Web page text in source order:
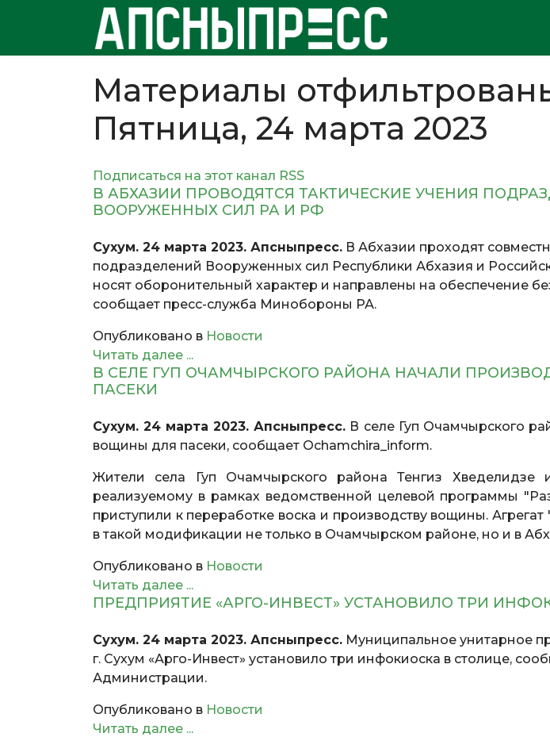
Материалы
Пятница, 24 марта 2023
Подписаться на этот канал RSS
В АБХАЗИИ ПРОВОДЯТСЯ ТАКТИЧЕСКИЕ УЧЕНИЯ
ВООРУЖЕННЫХ СИЛ РА И РФ
Сухум. 24 марта 2023. Апсныпресс. В Абхазии проходят
подразделений Вооруженных сил Республики Абхазия и
носят оборонительный характер и направлены на обеспечение
сообщает пресс-служба Минобороны РА.
Опубликовано в Новости
Читать далее ...
В СЕЛЕ ГУП ОЧАМЧЫРСКОГО РАЙОНА НАЧАЛИ
ПАСЕКИ
Сухум. 24 марта 2023. Апсныпресс. В селе Гуп Очамчырского
вощины для пасеки, сообщает Ochamchira_inform.
Жители села Гуп Очамчырского района Тенгиз
реализуемому в рамках ведомственной целевой программы
приступили к переработке воска и производству вощины.
в такой модификации не только в Очамчырском районе, но и в
Опубликовано в Новости
Читать далее ...
ПРЕДПРИЯТИЕ «АРГО-ИНВЕСТ» УСТАНОВИЛО ТРИ
Сухум. 24 марта 2023. Апсныпресс. Муниципальное унитарное
г. Сухум «Арго-Инвест» установило три инфокиоска в столице,
Администрации.
Опубликовано в Новости
Читать далее ...